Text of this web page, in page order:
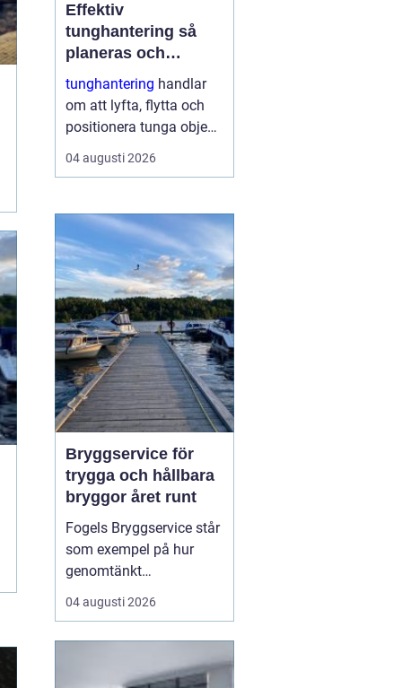
Effektiv
tunghantering så
planeras och
genomförs säkra
lyft
tunghantering handlar
om att lyfta, flytta och
positionera tunga objekt
som maskiner, hus, broar
och stora
Arbetet kräver noggrann
planering,
specialutrustning och ett
stort fokus på
säkerhet....
04 augusti 2026
Bryggservice för
trygga och hållbara
bryggor året runt
Fogels Bryggservice står
som exempel på hur
genomtänkt
bryggservice kan
förvandla en brygga från
lösning för både båtliv
04 augusti 2026